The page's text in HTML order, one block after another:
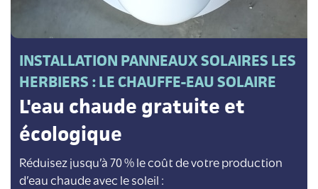
INSTALLATION PANNEAUX SOLAIRES LES
HERBIERS : LE CHAUFFE-EAU SOLAIRE
L'eau chaude gratuite et
écologique
Réduisez jusqu’à 70 % le coût de votre production
d’eau chaude avec le soleil :